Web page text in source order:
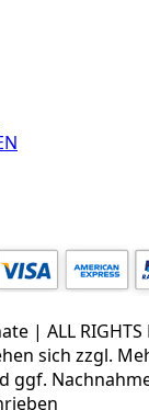
| ALL RIGHTS
sich zzgl.
ggf.